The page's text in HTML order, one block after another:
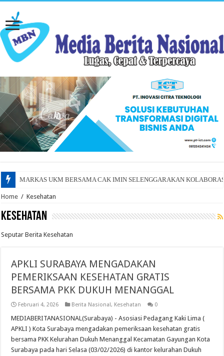
MARKAS UKM BERSAMA CAK IMIN SELENGGARAKAN
Home / Kesehatan
Kesehatan
Seputar Berita Kesehatan
APKLI SURABAYA MENGADAKAN
PEMERIKSAAN KESEHATAN GRATIS
BERSAMA PKK DUKUH MENANGGAL
Februari 4, 2026 Berita Nasional, Kesehatan 0
MEDIABERITANASIONAL(Surabaya) - Asosiasi Pedagang Kaki Lima (
APKLI ) Kota Surabaya mengadakan pemeriksaan kesehatan gratis
bersama PKK Kelurahan Dukuh Menanggal Kecamatan Gayungan Kota
Surabaya pada hari Selasa (03/02/2026) di kantor kelurahan Dukuh